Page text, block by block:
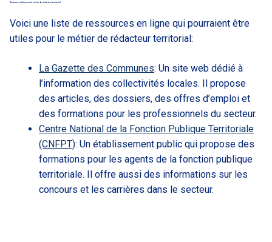
Ressources utiles pour le métier de rédacteur territorial
Voici une liste de ressources en ligne qui pourraient être
utiles pour le métier de rédacteur territorial:
La Gazette des Communes: Un site web dédié à
l’information des collectivités locales. Il propose
des articles, des dossiers, des offres d’emploi et
des formations pour les professionnels du secteur.
Centre National de la Fonction Publique Territoriale
(CNFPT): Un établissement public qui propose des
formations pour les agents de la fonction publique
territoriale. Il offre aussi des informations sur les
concours et les carrières dans le secteur.